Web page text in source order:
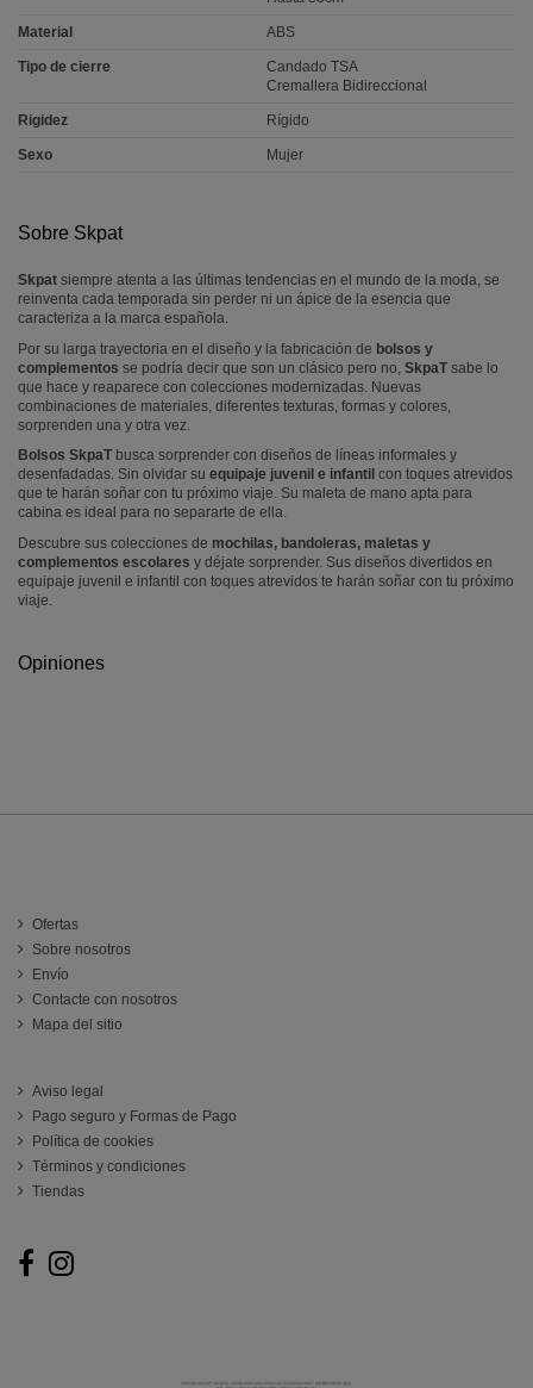
Material ABS
Tipo de cierre
Candado TSA
Cremallera Bidireccional
Rigidez Rígido
Sexo Mujer
Sobre Skpat
Skpat siempre atenta a las últimas tendencias en el mundo de la moda, se
reinventa cada temporada sin perder ni un ápice de la esencia que
caracteriza a la marca española.
Por su larga trayectoria en el diseño y la fabricación de bolsos y
complementos se podría decir que son un clásico pero no, SkpaT sabe lo
que hace y reaparece con colecciones modernizadas. Nuevas
combinaciones de materiales, diferentes texturas, formas y colores,
sorprenden una y otra vez.
Bolsos SkpaT busca sorprender con diseños de líneas informales y
desenfadadas. Sin olvidar su equipaje juvenil e infantil con toques atrevidos
que te harán soñar con tu próximo viaje. Su maleta de mano apta para
cabina es ideal para no separarte de ella.
Descubre sus colecciones de mochilas, bandoleras, maletas y
complementos escolares y déjate sorprender. Sus diseños divertidos en
equipaje juvenil e infantil con toques atrevidos te harán soñar con tu próximo
viaje.
Opiniones
Ofertas
Sobre nosotros
Envío
Contacte con nosotros
Mapa del sitio
Aviso legal
Pago seguro y Formas de Pago
Política de cookies
Términos y condiciones
Tiendas